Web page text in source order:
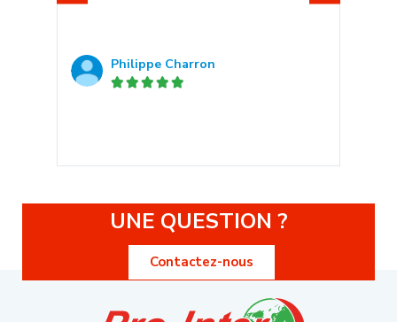
Philippe Charron
    
UNE QUESTION ?
Contactez-nous